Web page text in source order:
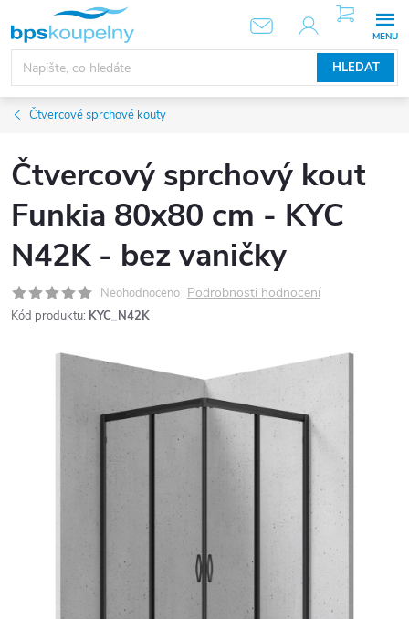
obsah
HLEDAT
NÁKUPNÍ
KOŠÍK
Čtvercové sprchové kouty
Čtvercový sprchový kout
Funkia 80x80 cm - KYC
N42K - bez vaničky
Neohodnoceno Podrobnosti hodnocení
Kód produktu: KYC_N42K